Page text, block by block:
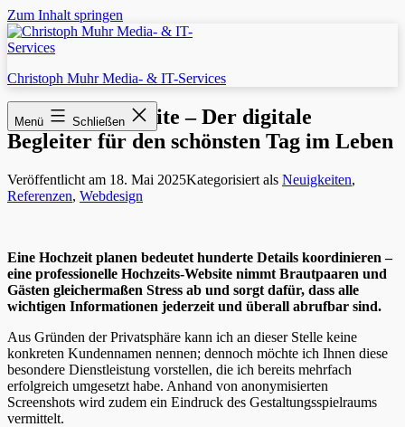
Zum Inhalt springen
Christoph Muhr Media- & IT-Services
Menü Schließen
Hochzeits-Website – Der digitale
Begleiter für den schönsten Tag im Leben
Veröffentlicht am 18. Mai 2025Kategorisiert als Neuigkeiten,
Referenzen, Webdesign
Eine Hochzeit planen bedeutet hunderte Details koordinieren –
eine professionelle Hochzeits-Website nimmt Brautpaaren und
Gästen gleichermaßen Stress ab und sorgt dafür, dass alle
wichtigen Informationen jederzeit und überall abrufbar sind.
Aus Gründen der Privatsphäre kann ich an dieser Stelle keine
konkreten Kundennamen nennen; dennoch möchte ich Ihnen diese
besondere Dienstleistung vorstellen, die ich bereits mehrfach
erfolgreich umgesetzt habe. Anhand von anonymisierten
Screenshots wird zudem ein Eindruck des Gestaltungsspielraums
vermittelt.